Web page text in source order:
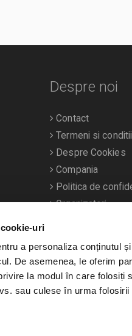
uri
a personaliza conținutul
De asemenea, le oferim
la modul în care folosiți
sau culese în urma
Despre noi
Contact
Termeni si conditii
Despre Cookies
Compania
Politica de
Organizatori